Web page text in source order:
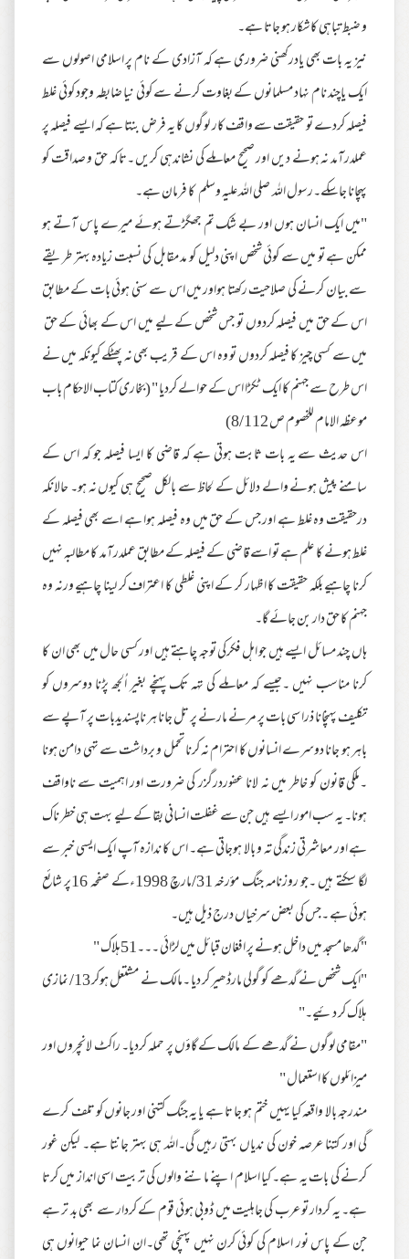
و ضبط تباہی کاشکار ہو جاتا ہے۔
نیز یہ بات بھی یادرکھنی ضروری ہے کہ آزادی کے نام پر اسلامی اصولوں سے
ایک یاچند نام نہاد مسلمانوں کے بغاوت کرنے سے کوئی نیا ضابطہ وجود کوئی غلط
فیصلہ کردے تو حقیقت سے واقف کار لوگوں کا یہ فرض بنتا ہے کہ ایسے فیصلہ پر
عملدرآمد نہ ہونے دیں اور صحیح معاملے کی نشاندہی کریں ۔تاکہ حق و صداقت کو
پہچانا جاسکے۔رسول اللہ صلی اللہ علیہ وسلم کا فرمان ہے۔
"میں ایک انسان ہوں اور بے شک تم جھگڑتے ہوئے میرے پاس آتے ہو
ممکن ہے تو میں سے کوئی شخص اپنی دلیل کو مد مقابل کی نسبت زیادہ بہتر طریقے
سے بیان کرنے کی صلاحیت رکھتا ہواور میں اس سے سنی ہوئی بات کے مطابق
اس کے حق میں فیصلہ کردوں تو جس شخص کے لیے میں اس کے بھائی کے حق
میں سے کسی چیز کا فیصلہ کردوں تو وہ اس کے قریب بھی نہ پھٹکے کیونکہ میں نے
اس طرح سے جہنم کا ایک ٹکڑا اس کے حوالے کردیا " (بخاری کتاب الاحکام باب
موعظہ الامام للخصوم ص 8/112)
اس حدیث سے یہ بات ثابت ہوتی ہے کہ قاضی کا ایسا فیصلہ جو کہ اس کے
سامنے پیش ہونے والے دلائل کے لحاظ سے بالکل صحیح ہی کیوں نہ ہو۔ حالانکہ
درحقیقت وہ غلط ہے اور جس کے حق میں وہ فیصلہ ہوا ہے اسے بھی فیصلہ کے
غلط ہونے کا علم ہے تو اسے قاضی کے فیصلہ کے مطابق عملدرآمد کا مطالبہ نہیں
کرنا چاہیے بلکہ حقیقت کا اظہار کر کے اپنی غلطی کا اعتراف کر لینا چاہیے ورنہ وہ
جہنم کا حق دار بن جائے گا۔
ہاں چند مسائل ایسے ہیں جو اہل فکرکی توجہ چاہتے ہیں اور کسی حال میں بھی ان کا
کرنا مناسب نہیں ۔جیسے کہ معاملے کی تہہ تک پہنچے بغیر اُلجھ پڑنا دوسروں کو
تکلیف پہنچانا ذرا سی بات پر مرنے مارنے پر تل جانا ہر ناپسندیدبات پر آپے سے
باہر ہو جانا دوسرے انسانوں کا احترام نہ کرنا تحمل و برداشت سے تہی دامن ہونا
۔ملکی قانون کو خاطر میں نہ لانا عفوردرگزر کی ضرورت اور اہمیت سے ناواقف
ہونا۔ یہ سب امور ایسے ہیں جن سے غفلت انسانی بقا کے لیے بہت ہی خطر ناک
ہے اور معاشرتی زندگی تہ و بالا ہوجاتی ہے۔ اس کا ندازہ آپ ایک ایسی خبر سے
لگا سکتے ہیں ۔جو روزنامہ جنگ مؤرخہ 31/مارچ 1998ءکے صفحہ 16پر شائع
ہوئی ہے ۔جس کی بعض سرخیاں درج ذیل ہیں۔
"گدھا مسجد میں داخل ہونے پر افغان قبائل میں لڑائی ۔۔۔51ہلاک "
"ایک شخص نے گدھے کو گولی مارڈھیر کر دیا ۔مالک نے مشتعل ہوکر 13/ نمازی
ہلاک کر دئیے۔"
"مقامی لوگوں نے گدھے کے مالک کے گاؤں پر حملہ کردیا۔ راکٹ لانچروں اور
میزائلوں کا استعمال "
مندرجہ بالا واقعہ کیا یہیں ختم ہو جا تا ہے یا یہ جنگ کتنی اور جانوں کو تلف کرے
گی اور کتنا عرصہ خون کی ندیاں بہتی رہیں گی۔اللہ ہی بہتر جانتا ہے۔ لیکن غور
کرنے کی بات یہ ہے۔ کیا اسلام اپنے ماننے والوں کی تربیت اسی انداز میں کرتا
ہے۔ یہ کردار تو عرب کی جاہلیت میں ڈوبی ہوئی قوم کے کردار سے بھی بد تر ہے
جن کے پاس نور اسلام کی کوئی کرن نہیں پہنچی تھی۔ان انسان نما حیوانوں ہی